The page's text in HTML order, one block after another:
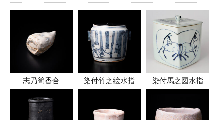
志乃筍香合 染付竹之絵水指 染付馬之図水指